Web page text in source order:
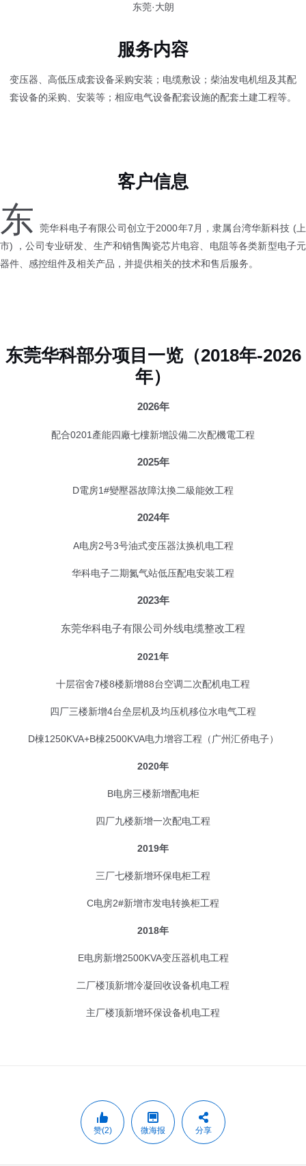
东莞·大朗
服务内容
变压器、高低压成套设备采购安装；电缆敷设；柴油发电机组及其配
套设备的采购、安装等；相应电气设备配套设施的配套土建工程等。
客户信息
东
莞华科电子有限公司创立于2000年7月，隶属台湾华新科技 (上
市) ，公司专业研发、生产和销售陶瓷芯片电容、电阻等各类新型电子元
器件、感控组件及相关产品，并提供相关的技术和售后服务。
东莞华科部分项目一览（2018年-2026
年）
2026年
配合0201產能四廠七樓新增設備二次配機電工程
2025年
D電房1#變壓器故障汰換二級能效工程
2024年
A电房2号3号油式变压器汰换机电工程
华科电子二期氮气站低压配电安装工程
2023年
东莞华科电子有限公司外线电缆整改工程
2021年
十层宿舍7楼8楼新增88台空调二次配机电工程
四厂三楼新增4台垒层机及均压机移位水电气工程
D棟1250KVA+B棟2500KVA电力增容工程（广州汇侨电子）
2020年
B电房三楼新增配电柜
四厂九楼新增一次配电工程
2019年
三厂七楼新增环保电柜工程
C电房2#新增市发电转换柜工程
2018年
E电房新增2500KVA变压器机电工程
二厂楼顶新增冷凝回收设备机电工程
主厂楼顶新增环保设备机电工程
赞(2) 微海报 分享